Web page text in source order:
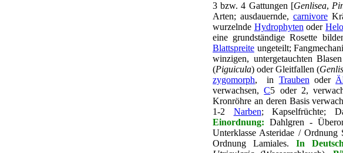
3 bzw. 4 Gattungen [Genlisea,
Arten; ausdauernde, carnivore
wurzelnde Hydrophyten oder
eine grundständige Rosette
Blattspreite ungeteilt;
winzigen, untergetauchten
(Piguicula) oder Gleitfallen (
zygomorph, in Trauben oder
verwachsen,C5 oder 2,
Kronröhre an deren Basis
1-2 Narben; Kapselfrüchte;
Einordnung: Dahlgren -
Unterklasse Asteridae /
Ordnung Lamiales.In